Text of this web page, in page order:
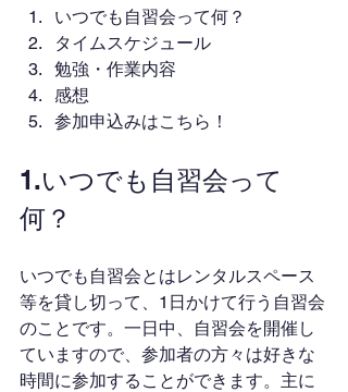
いつでも自習会って何？
タイムスケジュール
勉強・作業内容
感想
参加申込みはこちら！
1.いつでも自習会って
何？
いつでも自習会とはレンタルスペース
等を貸し切って、1日かけて行う自習会
のことです。一日中、自習会を開催し
ていますので、参加者の方々は好きな
時間に参加することができます。主に